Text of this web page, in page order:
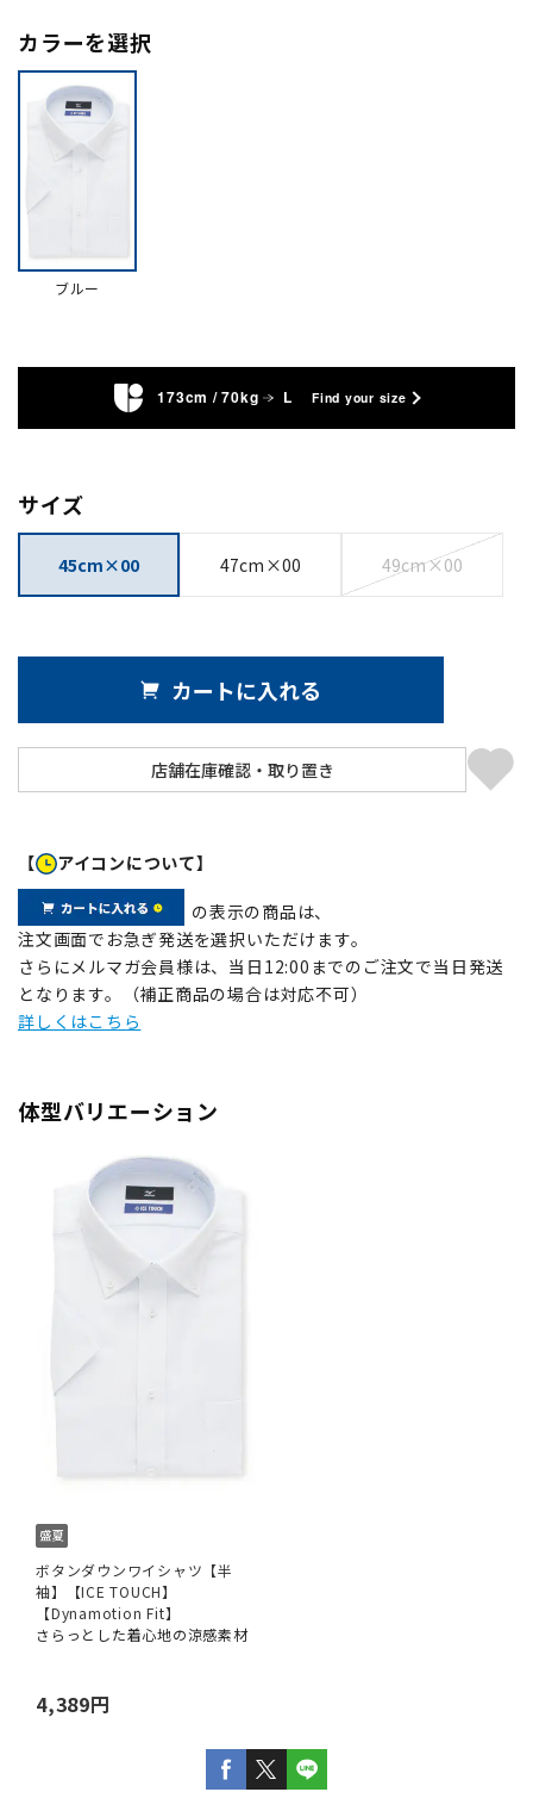
カラーを選択
ブルー
173cm / 70kg L Find your size
サイズ
45cm×00 47cm×00 49cm×00
カートに入れる
【 アイコンについて】
の表示の商品は、
注文画面でお急ぎ発送を選択いただけます。
さらにメルマガ会員様は、当日12:00までのご注文で当日発送
となります。（補正商品の場合は対応不可）
詳しくはこちら
体型バリエーション
ボタンダウンワイシャツ【半
袖】【ICE TOUCH】
【Dynamotion Fit】
さらっとした着心地の涼感素材
4,389円